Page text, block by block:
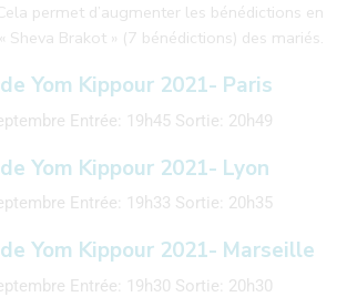
permet d’augmenter les bénédictions en
Sheva Brakot » (7 bénédictions) des mariés.
Yom Kippour 2021- Paris
Entrée: 19h45 Sortie: 20h49
Yom Kippour 2021- Lyon
Entrée: 19h33 Sortie: 20h35
Yom Kippour 2021- Marseille
Entrée: 19h30 Sortie: 20h30